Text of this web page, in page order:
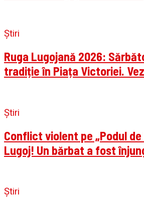
Știri
Ruga Lugojană 2026:
tradiție în Piața Victoriei.
Știri
Conflict violent pe „Podul de
Lugoj! Un bărbat a fost
Știri